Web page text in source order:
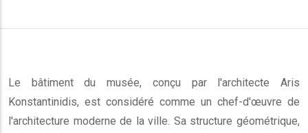
Le bâtiment du musée, conçu par l'architecte Aris
Konstantinidis, est considéré comme un chef-d'œuvre de
l'architecture moderne de la ville. Sa structure géométrique,